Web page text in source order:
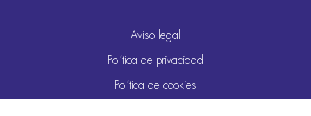
Aviso legal
Política de privacidad
Política de cookies